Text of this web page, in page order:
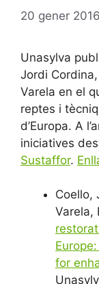
20 gener 2016
Unasylva
Jordi
Varela en el
reptes i
d’Europa. A
iniciatives
Sustaffor.
Coello,
Varela,
for